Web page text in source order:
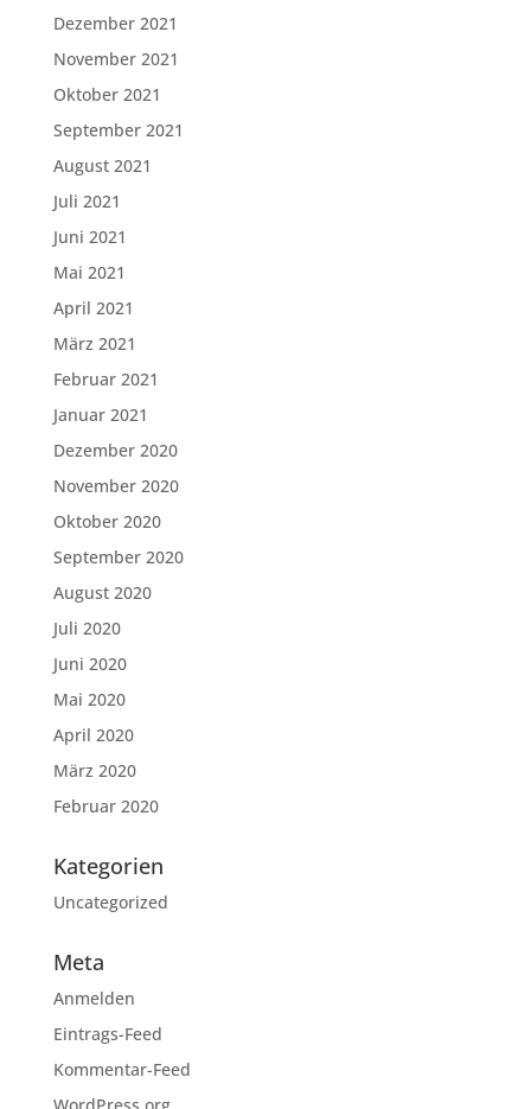
Dezember 2021
November 2021
Oktober 2021
September 2021
August 2021
Juli 2021
Juni 2021
Mai 2021
April 2021
März 2021
Februar 2021
Januar 2021
Dezember 2020
November 2020
Oktober 2020
September 2020
August 2020
Juli 2020
Juni 2020
Mai 2020
April 2020
März 2020
Februar 2020
Kategorien
Uncategorized
Meta
Anmelden
Eintrags-Feed
Kommentar-Feed